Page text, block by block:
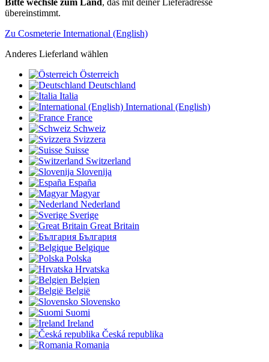
Bitte wechsle zum Land, das mit deiner Lieferadresse
übereinstimmt.
Zu Cosmeterie International (English)
Anderes Lieferland wählen
Österreich
Deutschland
Italia
International (English)
France
Schweiz
Svizzera
Suisse
Switzerland
Slovenija
España
Magyar
Nederland
Sverige
Great Britain
България
Belgique
Polska
Hrvatska
Belgien
België
Slovensko
Suomi
Ireland
Česká republika
Romania